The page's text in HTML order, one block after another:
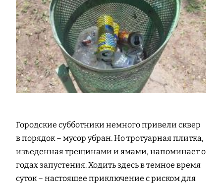
Городские субботники немного привели сквер
в порядок – мусор убран. Но тротуарная плитка,
изъеденная трещинами и ямами, напоминает о
годах запустения. Ходить здесь в темное время
суток – настоящее приключение с риском для